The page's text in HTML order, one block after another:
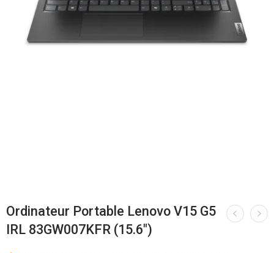
Ordinateur Portable Lenovo V15 G5
IRL 83GW007KFR (15.6″)